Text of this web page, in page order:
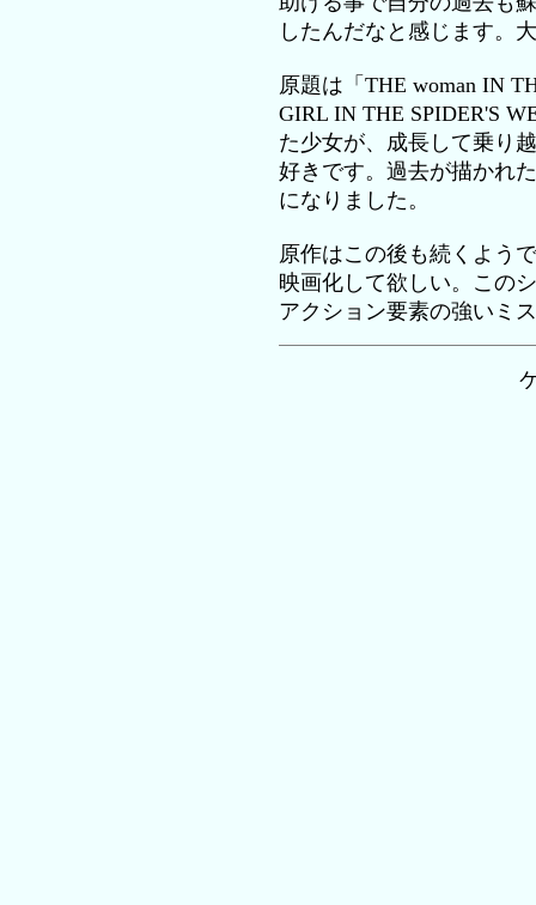
したんだなと感じます。
原題は「THE woman IN
GIRL IN THE SPIDER'S
た少女が、成長して乗り
好きです。過去が描かれ
になりました。
原作はこの後も続くよう
映画化して欲しい。この
アクション要素の強いミ